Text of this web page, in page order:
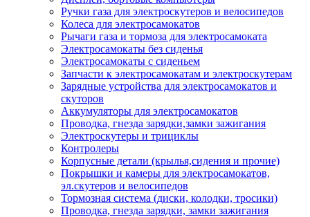
Ручки газа для электроскутеров и велосипедов
Колеса для электросамокатов
Рычаги газа и тормоза для электросамоката
Электросамокаты без сиденья
Электросамокаты с сиденьем
Запчасти к электросамокатам и электроскутерам
Зарядные устройства для электросамокатов и
скуторов
Аккумуляторы для электросамокатов
Проводка, гнезда зарядки,замки зажигания
Электроскутеры и трициклы
Контролеры
Корпусные детали (крылья,сидения и прочие)
Покрышки и камеры для электросамокатов,
эл.скутеров и велосипедов
Тормозная система (диски, колодки, тросики)
Проводка, гнезда зарядки, замки зажигания